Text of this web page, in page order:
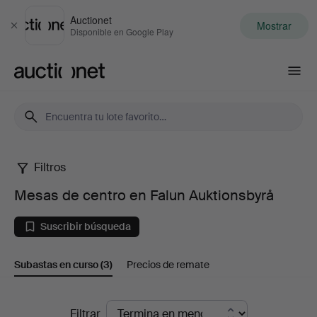
Cerrar
Auctionet
Disponible en Google Play Mostrar
Mesas
de
centro
en
Filtros
Mesas de centro en Falun Auktionsbyrå
Suscribir búsqueda
Subastas en curso(3) Precios de remate
SubastasFiltrar